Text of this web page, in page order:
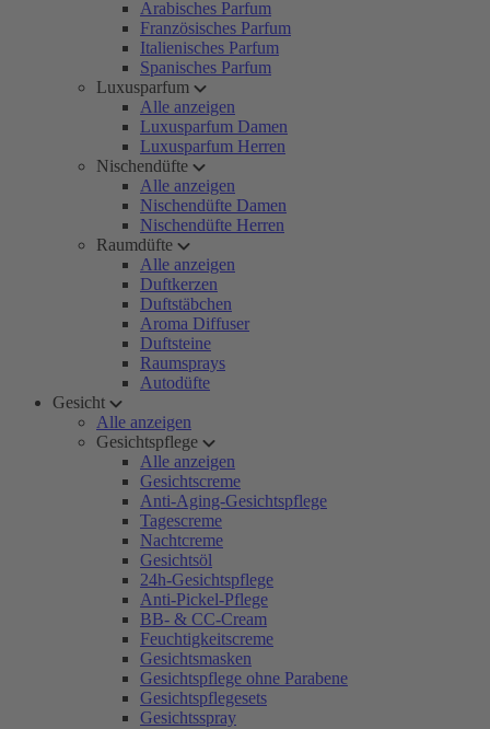
Arabisches Parfum
Französisches Parfum
Italienisches Parfum
Spanisches Parfum
Luxusparfum
Alle anzeigen
Luxusparfum Damen
Luxusparfum Herren
Nischendüfte
Alle anzeigen
Nischendüfte Damen
Nischendüfte Herren
Raumdüfte
Alle anzeigen
Duftkerzen
Duftstäbchen
Aroma Diffuser
Duftsteine
Raumsprays
Autodüfte
Gesicht
Alle anzeigen
Gesichtspflege
Alle anzeigen
Gesichtscreme
Anti-Aging-Gesichtspflege
Tagescreme
Nachtcreme
Gesichtsöl
24h-Gesichtspflege
Anti-Pickel-Pflege
BB- & CC-Cream
Feuchtigkeitscreme
Gesichtsmasken
Gesichtspflege ohne Parabene
Gesichtspflegesets
Gesichtsspray